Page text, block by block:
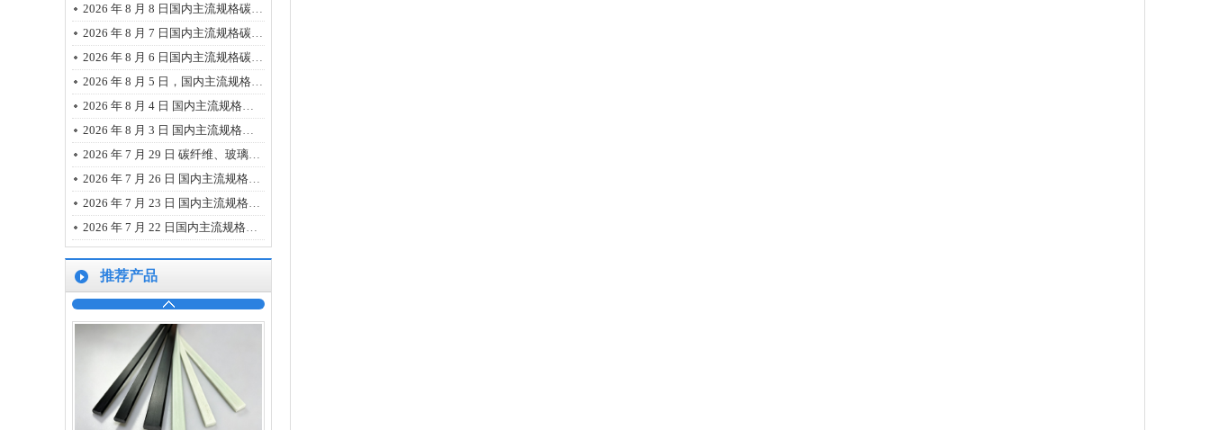
2026 年 8 月 8 日国内主流规格碳纤维、玻璃纤维、树脂市场报价(价格小幅回落)
2026 年 8 月 7 日国内主流规格碳纤维、玻璃纤维、树脂市场报价(市场明显变动)
2026 年 8 月 6 日国内主流规格碳纤维、玻璃纤维、树脂市场报价
2026 年 8 月 5 日，国内主流规格碳纤维、玻璃纤维、树脂市场报价
2026 年 8 月 4 日 国内主流规格的碳纤维、玻璃纤维、树脂市场报价
2026 年 8 月 3 日 国内主流规格的碳纤维、玻璃纤维、树脂市场报价
2026 年 7 月 29 日 碳纤维、玻璃纤维、树脂主流规格最新市场报价
2026 年 7 月 26 日 国内主流规格的碳纤维、玻璃纤维、树脂市场报价
2026 年 7 月 23 日 国内主流规格的碳纤维、玻璃纤维、树脂市场报价
2026 年 7 月 22 日国内主流规格碳纤维、玻璃纤维、树脂的最新市场报价
推荐产品
碳纤维管
碳纤维管展示